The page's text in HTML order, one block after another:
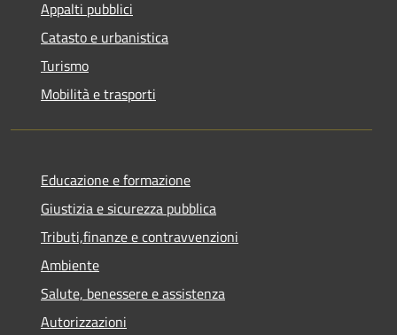
Appalti pubblici
Catasto e urbanistica
Turismo
Mobilità e trasporti
Educazione e formazione
Giustizia e sicurezza pubblica
Tributi,finanze e contravvenzioni
Ambiente
Salute, benessere e assistenza
Autorizzazioni